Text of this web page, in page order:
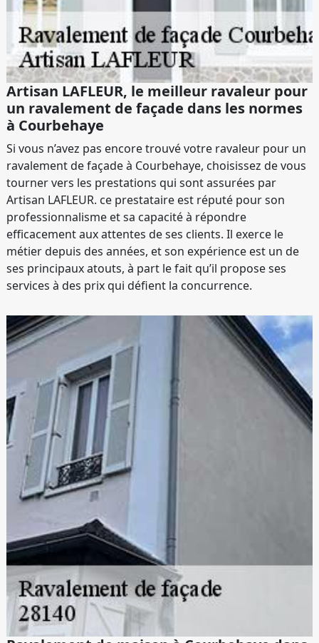
Artisan LAFLEUR, le meilleur ravaleur pour
un ravalement de façade dans les normes
à Courbehaye
Si vous n’avez pas encore trouvé votre ravaleur pour un
ravalement de façade à Courbehaye, choisissez de vous
tourner vers les prestations qui sont assurées par
Artisan LAFLEUR. ce prestataire est réputé pour son
professionnalisme et sa capacité à répondre
efficacement aux attentes de ses clients. Il exerce le
métier depuis des années, et son expérience est un de
ses principaux atouts, à part le fait qu’il propose ses
services à des prix qui défient la concurrence.